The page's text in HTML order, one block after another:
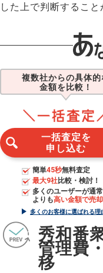
した上で判断すること
複数社からの具体的
金額を比較！
一括査定を
申し込む
簡単45秒無料査定
最大9社比較・検討！
多くのユーザーが通常
よりも高い金額で売却
多くのお客様に選ばれる理
秀和番
管理費
移